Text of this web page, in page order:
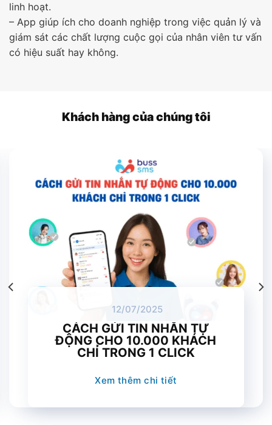
linh hoạt.
– App giúp ích cho doanh nghiệp trong việc quản lý và
giám sát các chất lượng cuộc gọi của nhân viên tư vấn
có hiệu suất hay không.
Khách hàng của chúng tôi
12/07/2025
CÁCH GỬI TIN NHẮN TỰ
ĐỘNG CHO 10.000 KHÁCH
CHỈ TRONG 1 CLICK
Xem thêm chi tiết